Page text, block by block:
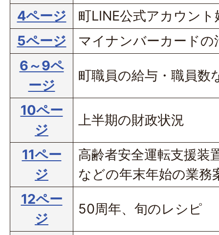
4ページ
町LINE公式アカウン
5ページ
マイナンバーカードの
6～9ペ
ージ
町職員の給与・職員数
10ペー
ジ
上半期の財政状況
11ペー
ジ
高齢者安全運転支援装
などの年末年始の業務
12ペー
ジ
50周年、旬のレシピ